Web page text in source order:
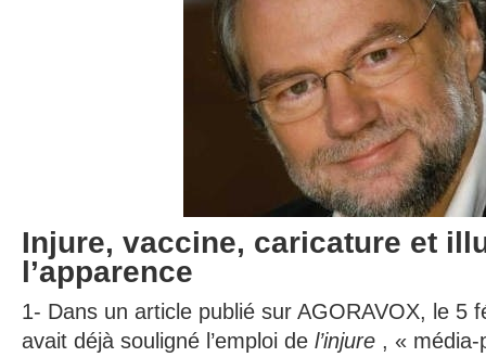
Injure, vaccine, caricature et
l’apparence
1- Dans un article publié sur AGORAVOX, le 5
avait déjà souligné l’emploi de l’injure , «